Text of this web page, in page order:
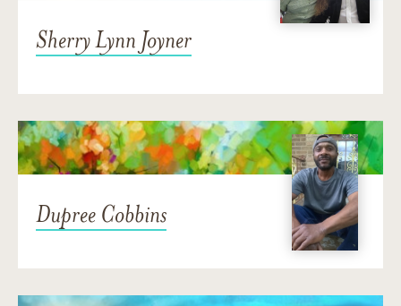
Sherry Lynn Joyner
Dupree Cobbins